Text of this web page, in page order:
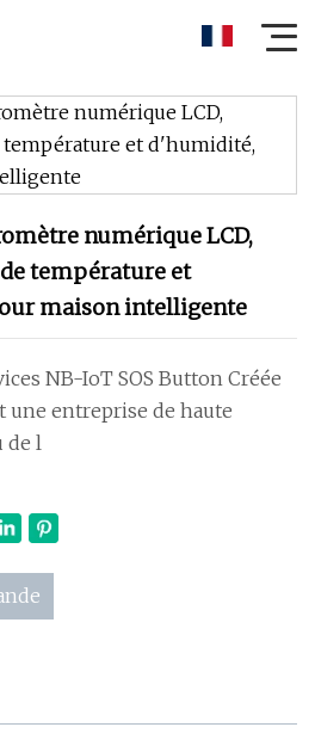
numérique LCD,
température et
maison intelligente
NB-IoT SOS Button Créée
une entreprise de haute
de l